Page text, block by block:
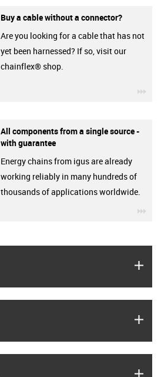
Buy a cable without a connector?
Are you looking for a cable that has not
yet been harnessed? If so, visit our
chainflex® shop.
All components from a single source -
with guarantee
Energy chains from igus are already
working reliably in many hundreds of
thousands of applications worldwide.